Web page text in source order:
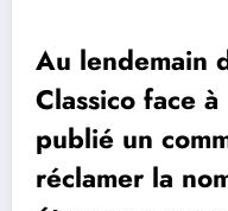
Au lendemain
Classico face
publié un
réclamer la